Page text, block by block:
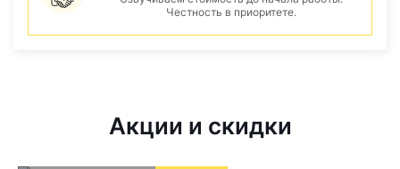
Честность в приоритете.
Акции и скидки